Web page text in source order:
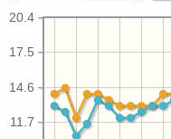
11.7
14.6
17.5
20.4